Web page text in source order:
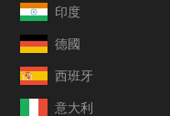
印度
德國
西班牙
意大利